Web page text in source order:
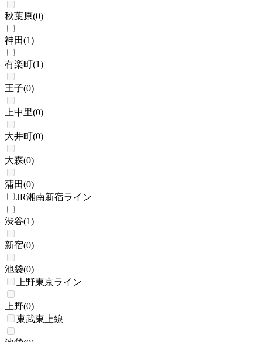
秋葉原(0)
神田(1)
有楽町(1)
王子(0)
上中里(0)
大井町(0)
大森(0)
蒲田(0)
JR湘南新宿ライン
渋谷(1)
新宿(0)
池袋(0)
上野東京ライン
上野(0)
東武東上線